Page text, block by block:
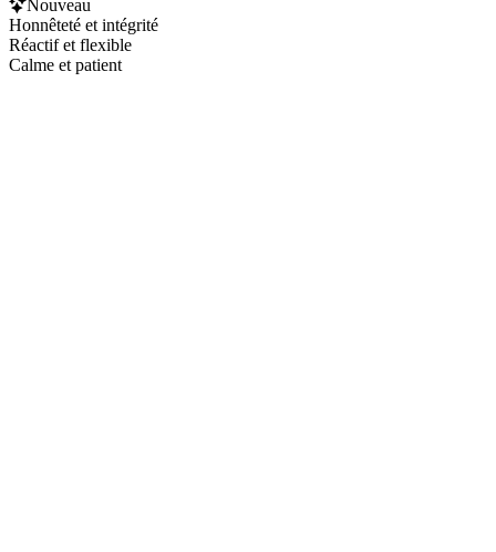
Nouveau
Honnêteté et intégrité
Réactif et flexible
Calme et patient